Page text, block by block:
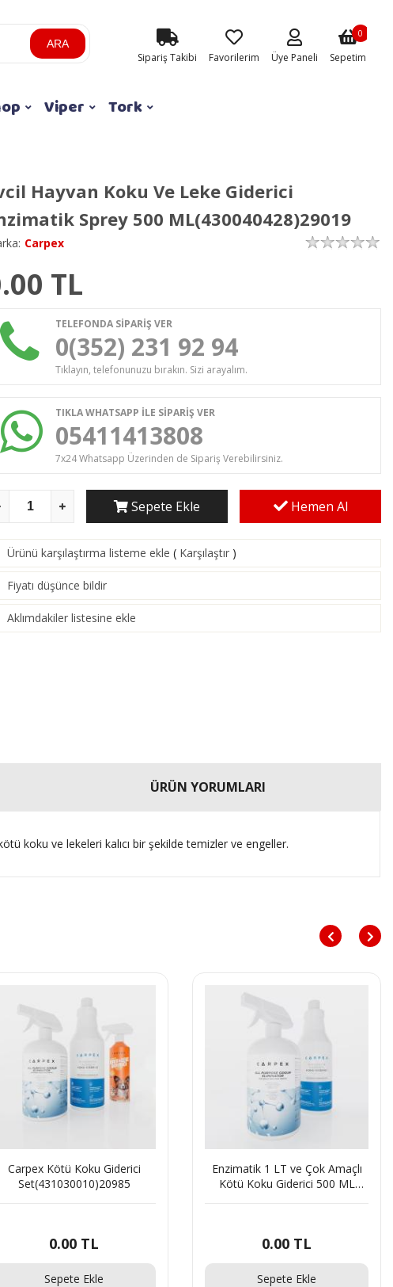
ARA
Sipariş Takibi Favorilerim Üye Paneli Sepetim
0
Viper Tork
Hayvan Koku Ve Leke Giderici
Sprey 500 ML(430040428)29019
Carpex
TL
TELEFONDA SİPARİŞ VER
0(352) 231 92 94
Tıklayın, telefonunuzu bırakın. Sizi arayalım.
TIKLA WHATSAPP İLE SİPARİŞ VER
05411413808
7x24 Whatsapp Üzerinden de Sipariş Verebilirsiniz.
Sepete Ekle Hemen Al
Ürünü karşılaştırma listeme ekle ( Karşılaştır )
Fiyatı düşünce bildir
Aklımdakiler listesine ekle
ÜRÜN YORUMLARI
koku ve lekeleri kalıcı bir şekilde temizler ve engeller.
Carpex Kötü Koku Giderici
Set(431030010)20985
0.00 TL
Sepete Ekle
Enzimatik 1 LT ve Çok Amaçlı
Kötü Koku Giderici 500 ML
0.00 TL
Sepete Ekle